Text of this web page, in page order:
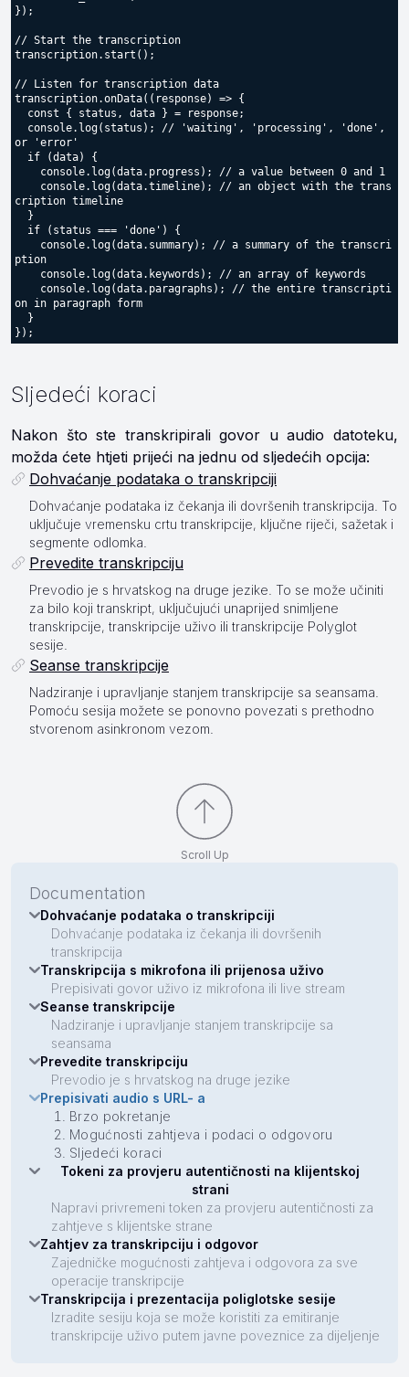
Documentation
Dohvaćanje podataka o transkripciji
Dohvaćanje podataka iz čekanja ili dovršenih
transkripcija
Transkripcija s mikrofona ili prijenosa uživo
Prepisivati govor uživo iz mikrofona ili live stream
Seanse transkripcije
Nadziranje i upravljanje stanjem transkripcije sa
seansama
Prevedite transkripciju
Prevodio je s hrvatskog na druge jezike
Prepisivati audio s URL- a
Brzo pokretanje
Mogućnosti zahtjeva i podaci o odgovoru
Sljedeći koraci
Tokeni za provjeru autentičnosti na klijentskoj
strani
Napravi privremeni token za provjeru autentičnosti za
zahtjeve s klijentske strane
Zahtjev za transkripciju i odgovor
Zajedničke mogućnosti zahtjeva i odgovora za sve
operacije transkripcije
Transkripcija i prezentacija poliglotske sesije
Izradite sesiju koja se može koristiti za emitiranje
transkripcije uživo putem javne poveznice za dijeljenje
});
// Start the transcription
transcription.start();
// Listen for transcription data
transcription.onData((response) => {
or 'error'
cription timeline
ption
on in paragraph form
Sljedeći koraci
Nakon što ste transkripirali govor u audio datoteku,
možda ćete htjeti prijeći na jednu od sljedećih opcija:
Dohvaćanje podataka o transkripciji
Dohvaćanje podataka iz čekanja ili dovršenih transkripcija. To
uključuje vremensku crtu transkripcije, ključne riječi, sažetak i
segmente odlomka.
Prevedite transkripciju
Prevodio je s hrvatskog na druge jezike. To se može učiniti
za bilo koji transkript, uključujući unaprijed snimljene
transkripcije, transkripcije uživo ili transkripcije Polyglot
sesije.
Seanse transkripcije
Nadziranje i upravljanje stanjem transkripcije sa seansama.
Pomoću sesija možete se ponovno povezati s prethodno
stvorenom asinkronom vezom.
Scroll Up